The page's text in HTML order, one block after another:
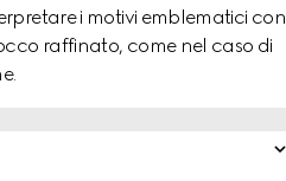
i motivi emblematici con
raffinato, come nel caso di